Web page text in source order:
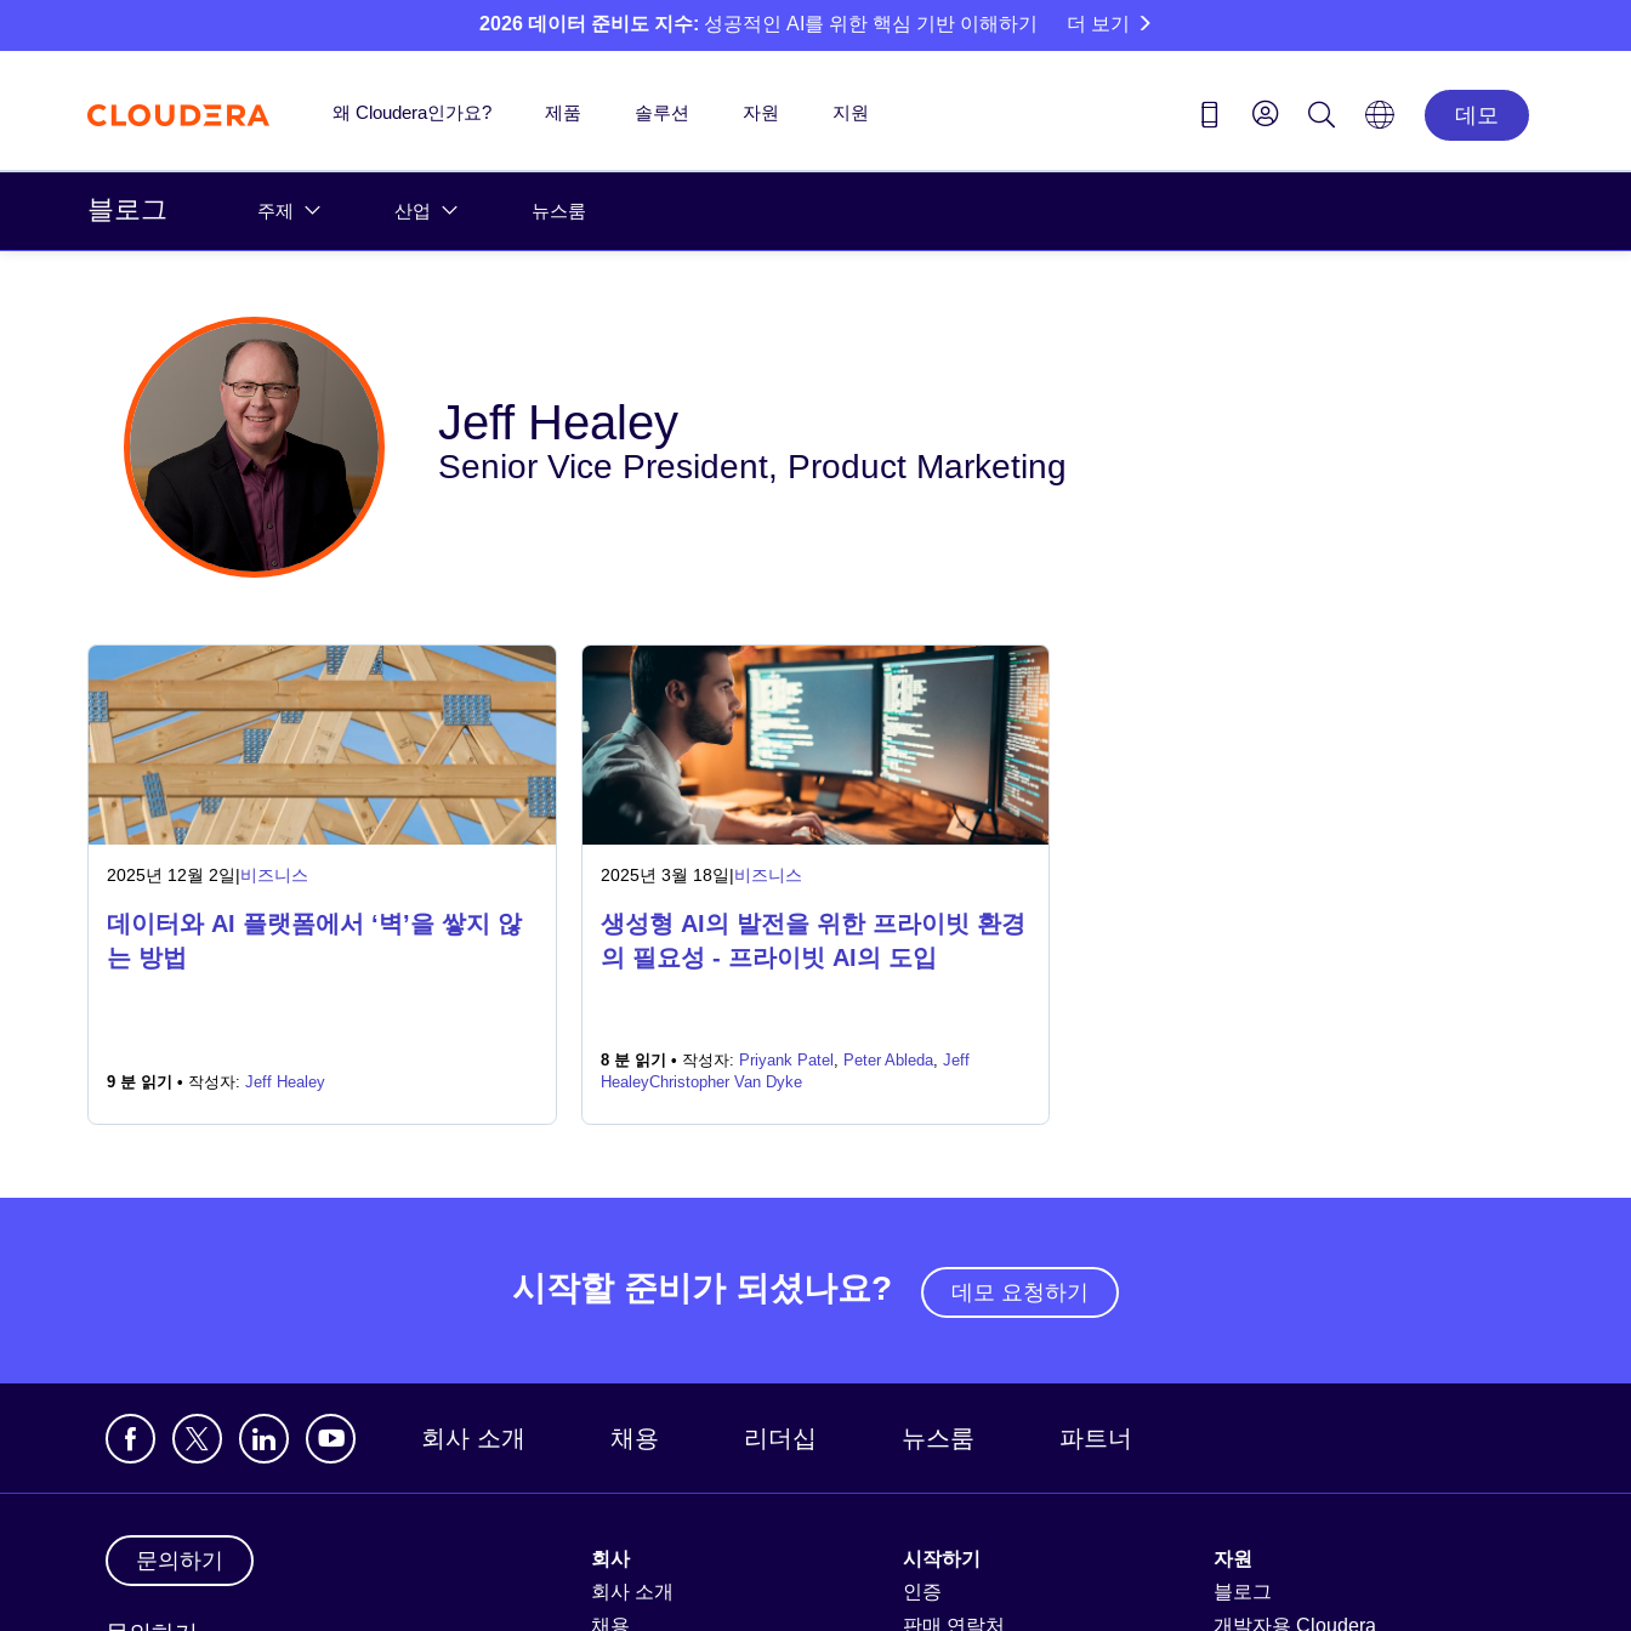
2026 데이터 준비도 지수: 성공적인 AI를 위한 핵심 기반 이해하기 더 보기
왜 Cloudera인가요? 제품 솔루션 자원 지원 데모
블로그 주제 산업 뉴스룸
Jeff Healey
Senior Vice President, Product Marketing
2025년 12월 2일|비즈니스
데이터와 AI 플랫폼에서 ‘벽’을 쌓지 않
는 방법
9 분 읽기 • 작성자: Jeff Healey
2025년 3월 18일|비즈니스
생성형 AI의 발전을 위한 프라이빗 환경
의 필요성 - 프라이빗 AI의 도입
8 분 읽기 • 작성자: Priyank Patel , Peter Ableda, Jeff
HealeyChristopher Van Dyke
시작할 준비가 되셨나요? 데모 요청하기
회사 소개 채용 리더십 뉴스룸 파트너
문의하기
회사
회사 소개
채용
시작하기
인증
판매 연락처
자원
블로그
개발자용 Cloudera